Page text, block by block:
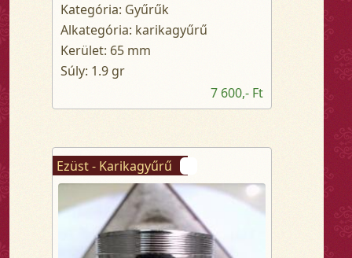
Kategória: Gyűrűk
Alkategória: karikagyűrű
Kerület: 65 mm
Súly: 1.9 gr
7 600,- Ft
Ezüst - Karikagyűrű